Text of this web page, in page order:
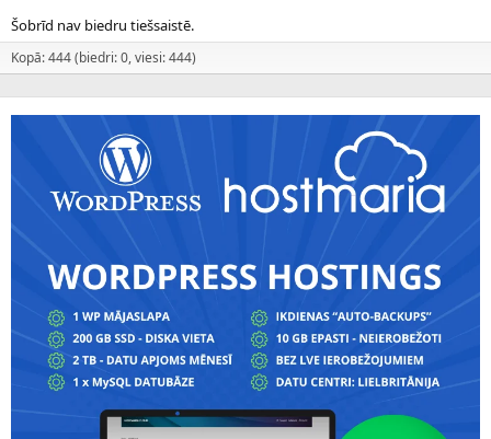
Šobrīd nav biedru tiešsaistē.
Kopā: 444 (biedri: 0, viesi: 444)